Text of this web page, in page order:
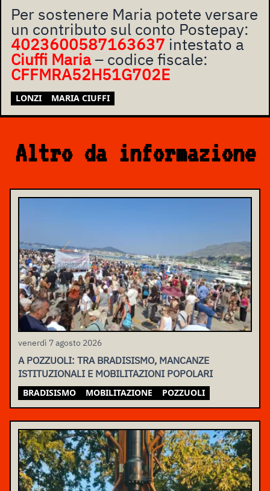
Per sostenere Maria potete versare
un contributo sul conto Postepay:
4023600587163637 intestato a
Ciuffi Maria– codice fiscale:
CFFMRA52H51G702E
LONZI MARIA CIUFFI
Altro da informazione
venerdì 7 agosto 2026
A POZZUOLI: TRA BRADISISMO, MANCANZE
ISTITUZIONALI E MOBILITAZIONI POPOLARI
BRADISISMO MOBILITAZIONE POZZUOLI